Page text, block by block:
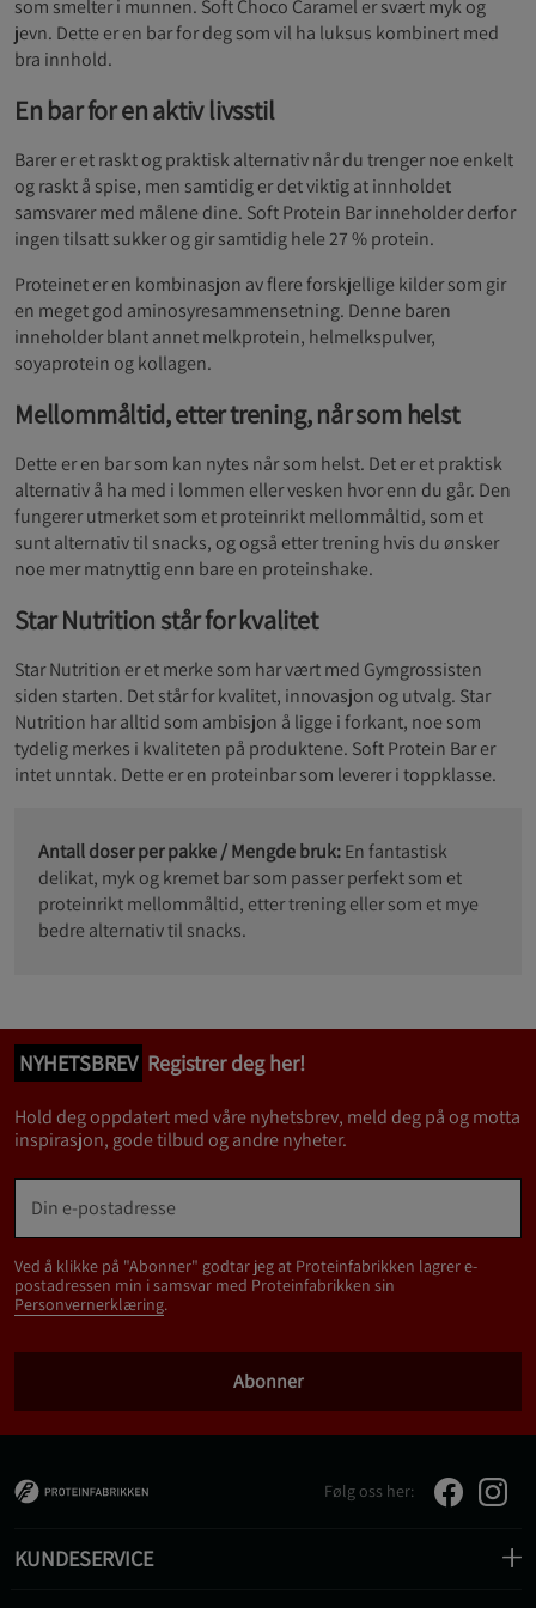
som smelter i munnen. Soft Choco Caramel er svært myk og
jevn. Dette er en bar for deg som vil ha luksus kombinert med
bra innhold.
En bar for en aktiv livsstil
Barer er et raskt og praktisk alternativ når du trenger noe enkelt
og raskt å spise, men samtidig er det viktig at innholdet
samsvarer med målene dine. Soft Protein Bar inneholder derfor
ingen tilsatt sukker og gir samtidig hele 27 % protein.
Proteinet er en kombinasjon av flere forskjellige kilder som gir
en meget god aminosyresammensetning. Denne baren
inneholder blant annet melkprotein, helmelkspulver,
soyaprotein og kollagen.
Mellommåltid, etter trening, når som helst
Dette er en bar som kan nytes når som helst. Det er et praktisk
alternativ å ha med i lommen eller vesken hvor enn du går. Den
fungerer utmerket som et proteinrikt mellommåltid, som et
sunt alternativ til snacks, og også etter trening hvis du ønsker
noe mer matnyttig enn bare en proteinshake.
Star Nutrition står for kvalitet
Star Nutrition er et merke som har vært med Gymgrossisten
siden starten. Det står for kvalitet, innovasjon og utvalg. Star
Nutrition har alltid som ambisjon å ligge i forkant, noe som
tydelig merkes i kvaliteten på produktene. Soft Protein Bar er
intet unntak. Dette er en proteinbar som leverer i toppklasse.
Antall doser per pakke / Mengde bruk:En fantastisk
delikat, myk og kremet bar som passer perfekt som et
proteinrikt mellommåltid, etter trening eller som et mye
bedre alternativ til snacks.
NYHETSBREV Registrer deg her!
Hold deg oppdatert med våre nyhetsbrev, meld deg på og motta
inspirasjon, gode tilbud og andre nyheter.
Ved å klikke på "Abonner" godtar jeg at Proteinfabrikken lagrer e-
postadressen min i samsvar med Proteinfabrikken sin
Personvernerklæring.
Abonner
Følg oss her:
KUNDESERVICE